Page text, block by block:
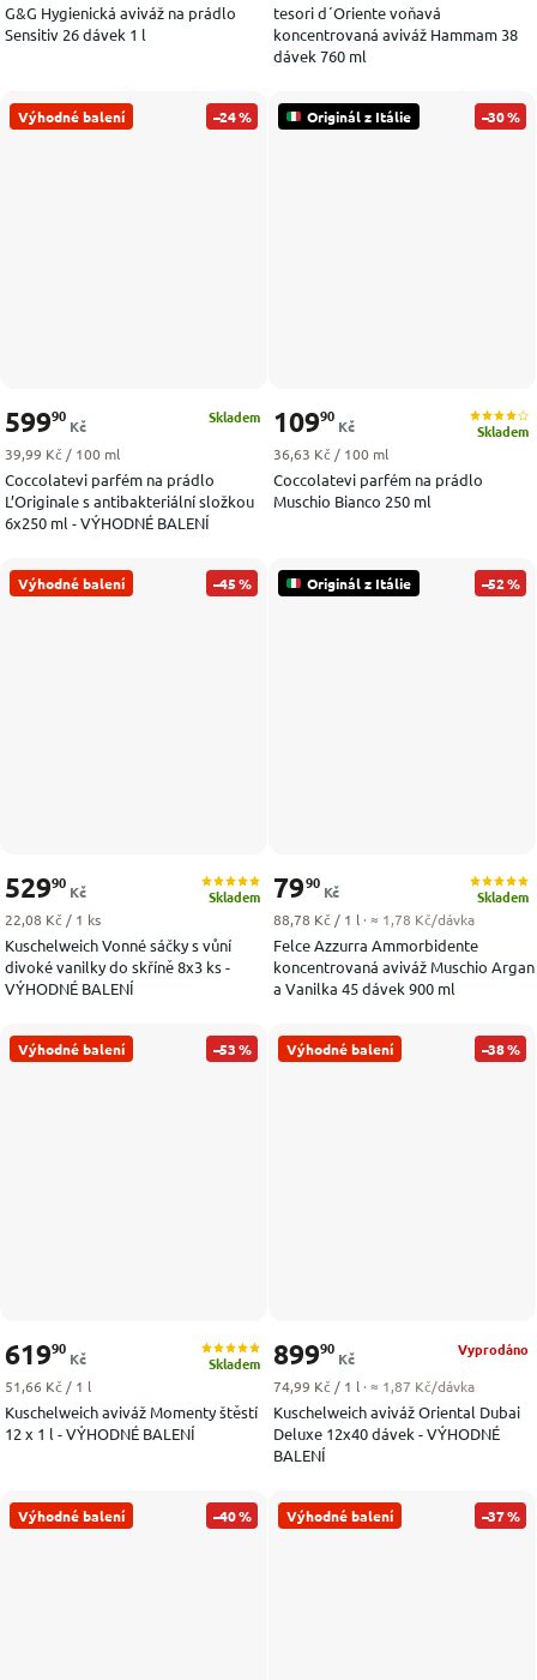
G&G Hygienická aviváž na prádlo
Sensitiv 26 dávek 1 l
tesori d´Oriente voňavá
koncentrovaná aviváž Hammam 38
dávek 760 ml
Výhodné balení –24 %
Coccolatevi parfém na prádlo
L’Originale s antibakteriální složkou
6x250 ml - VÝHODNÉ BALENÍ
Skladem
59990
Kč
Měrná cena:
39,99 Kč / 100 ml
Originál z Itálie –30 %
Coccolatevi parfém na prádlo
Muschio Bianco 250 ml
Skladem
10990
Kč
Měrná cena:
36,63 Kč / 100 ml
Výhodné balení –45 %
Kuschelweich Vonné sáčky s vůní
divoké vanilky do skříně 8x3 ks -
VÝHODNÉ BALENÍ
Skladem
52990
Kč
Měrná cena:
22,08 Kč / 1 ks
Originál z Itálie –52 %
Felce Azzurra Ammorbidente
koncentrovaná aviváž Muschio Argan
a Vanilka 45 dávek 900 ml
Skladem
7990
Kč
Měrná cena:
88,78 Kč / 1 l · ≈ 1,78 Kč/dávka
Výhodné balení –53 %
Kuschelweich aviváž Momenty štěstí
12 x 1 l - VÝHODNÉ BALENÍ
Skladem
61990
Kč
Měrná cena:
51,66 Kč / 1 l
Výhodné balení –38 %
Kuschelweich aviváž Oriental Dubai
Deluxe 12x40 dávek - VÝHODNÉ
BALENÍ
Vyprodáno
89990
Kč
Měrná cena:
74,99 Kč / 1 l · ≈ 1,87 Kč/dávka
Výhodné balení –40 % Výhodné balení –37 %